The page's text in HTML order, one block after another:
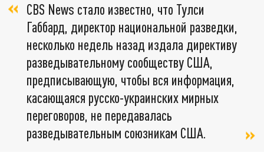
CBS News стало известно, что Тулси
Габбард, директор национальной разведки,
несколько недель назад издала директиву
разведывательному сообществу США,
предписывающую, чтобы вся информация,
касающаяся русско-украинских мирных
переговоров, не передавалась
разведывательным союзникам США.